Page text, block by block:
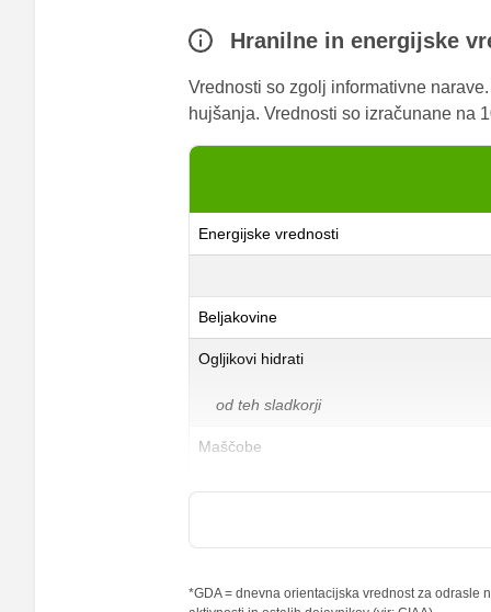
Hranilne in energijske
Vrednosti so zgolj informativne
hujšanja. Vrednosti so izračunane na
Energijske vrednosti
Beljakovine
Ogljikovi hidrati
od teh sladkorji
Maščobe
od teh nasičene maščobne kisline
*GDA = dnevna orientacijska vrednost za odrasle